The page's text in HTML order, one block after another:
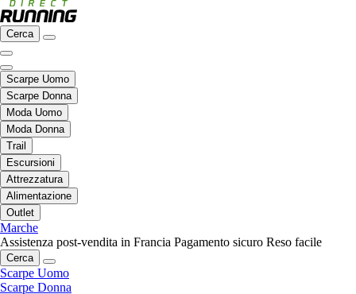
Cerca
Scarpe Uomo
Scarpe Donna
Moda Uomo
Moda Donna
Trail
Escursioni
Attrezzatura
Alimentazione
Outlet
Marche
Assistenza post-vendita in Francia Pagamento sicuro Reso facile
Cerca
Scarpe Uomo
Scarpe Donna